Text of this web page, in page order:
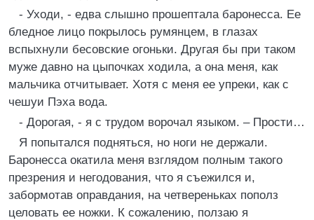
- Уходи, - едва слышно прошептала баронесса. Ее
бледное лицо покрылось румянцем, в глазах
вспыхнули бесовские огоньки. Другая бы при таком
муже давно на цыпочках ходила, а она меня, как
мальчика отчитывает. Хотя с меня ее упреки, как с
чешуи Пэха вода.
- Дорогая, - я с трудом ворочал языком. – Прости…
Я попытался подняться, но ноги не держали.
Баронесса окатила меня взглядом полным такого
презрения и негодования, что я съежился и,
забормотав оправдания, на четвереньках пополз
целовать ее ножки. К сожалению, ползаю я